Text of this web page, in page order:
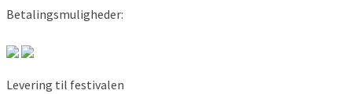
Betalingsmuligheder:
Levering til festivalen